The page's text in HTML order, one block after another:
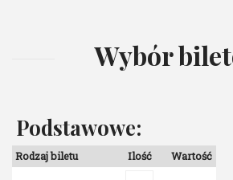
Wybór
Podstawowe:
Rodzaj biletu Ilość Wartość